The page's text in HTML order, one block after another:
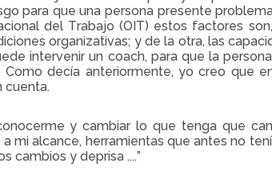
para que una persona presente
del Trabajo (OIT) estos factores
organizativas; y de la otra, las
intervenir un coach, para que la
decía anteriormente, yo creo que
cuenta.
y cambiar lo que tenga que
mi alcance, herramientas que antes no
cambios y deprisa ....”